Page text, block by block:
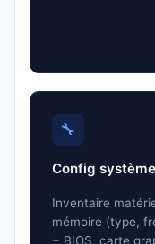
🔧
Config
Inventaire
mémoire (type,
+ BIOS, carte